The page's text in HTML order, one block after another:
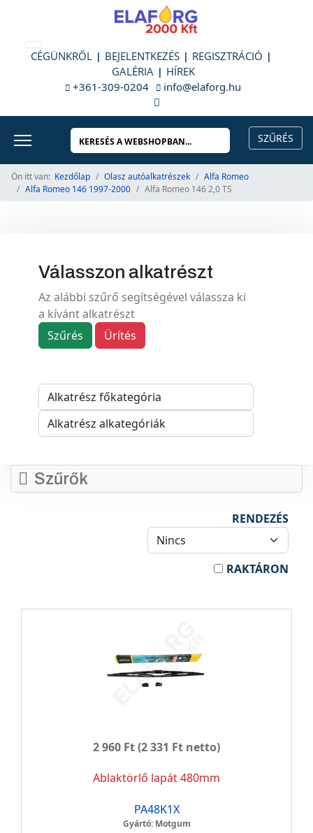
CÉGÜNKRŐL BEJELENTKEZÉS
REGISZTRÁCIÓ
GALÉRIA
HÍREK
+361-309-0204
info@elaforg.hu
Ön itt van: Kezdőlap Olasz autóalkatrészek
Alfa Romeo
Alfa Romeo 146 1997-2000
Alfa Romeo 146 2,0 TS
Válasszon alkatrészt
Az alábbi szűrő segítségével válassza ki
a kívánt alkatrészt
Szűrés
Ürítés
Szűrők
RENDEZÉS
RAKTÁRON
2 960 Ft(2 331 Ft netto)
Ablaktörlő lapát 480mm
PA48K1X
Gyártó: Motgum